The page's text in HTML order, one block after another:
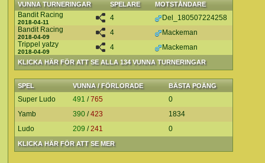
VUNNA TURNERINGAR SPELARE MOTSTÅNDARE
KLICKA HÄR FÖR ATT SE ALLA 134 VUNNA TURNERINGAR
Bandit Racing
2018-04-11
4
Del_180507224258
Bandit Racing
2018-04-09
4
Mackeman
Trippel yatzy
2018-04-09
4 Mackeman
SPEL VUNNA / FÖRLORADE BÄSTA POÄNG
KLICKA HÄR FÖR ATT SE MER
Super Ludo 491 /765
0
Yamb
390 /423
1834
Ludo
209 /241 0